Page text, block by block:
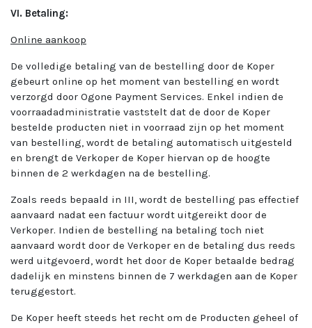
VI. Betaling:
Online aankoop
De volledige betaling van de bestelling door de Koper
gebeurt online op het moment van bestelling en wordt
verzorgd door Ogone Payment Services. Enkel indien de
voorraadadministratie vaststelt dat de door de Koper
bestelde producten niet in voorraad zijn op het moment
van bestelling, wordt de betaling automatisch uitgesteld
en brengt de Verkoper de Koper hiervan op de hoogte
binnen de 2 werkdagen na de bestelling.
Zoals reeds bepaald in III, wordt de bestelling pas effectief
aanvaard nadat een factuur wordt uitgereikt door de
Verkoper. Indien de bestelling na betaling toch niet
aanvaard wordt door de Verkoper en de betaling dus reeds
werd uitgevoerd, wordt het door de Koper betaalde bedrag
dadelijk en minstens binnen de 7 werkdagen aan de Koper
teruggestort.
De Koper heeft steeds het recht om de Producten geheel of